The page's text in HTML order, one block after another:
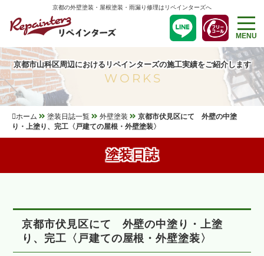
京都の外壁塗装・屋根塗装・雨漏り修理はリペインターズへ
MENU
京都市山科区周辺におけるリペインターズの施工実績をご紹介します
WORKS
ホーム 塗装日誌一覧 外壁塗装
京都市伏見区にて 外壁の中塗
り・上塗り、完工〈戸建ての屋根・外壁塗装〉
塗装日誌
京都市伏見区にて 外壁の中塗り・上塗
り、完工〈戸建ての屋根・外壁塗装〉